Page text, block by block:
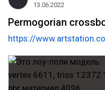
13.06.2022
Permogorian
https://